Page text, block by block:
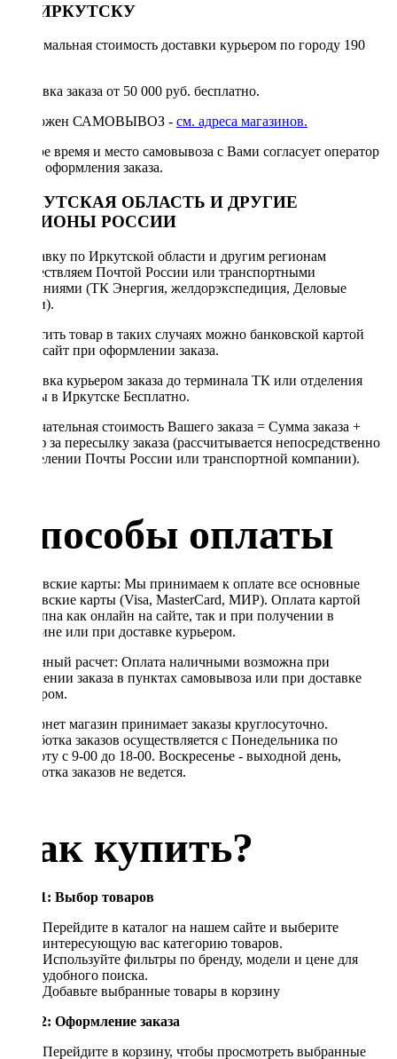
ПО ИРКУТСКУ
Минимальная стоимость доставки курьером по городу 190
Доставка заказа от 50 000 руб. бесплатно.
Возможен САМОВЫВОЗ - см. адреса магазинов.
Точное время и место самовывоза с Вами согласует оператор
после оформления заказа.
ИРКУТСКАЯ ОБЛАСТЬ И ДРУГИЕ
РЕГИОНЫ РОССИИ
Отправку по Иркутской области и другим регионам
осуществляем Почтой России или транспортными
компаниями (ТК Энергия, желдорэкспедиция, Деловые
линии).
Оплатить товар в таких случаях можно банковской картой
через сайт при оформлении заказа.
Доставка курьером заказа до терминала ТК или отделения
Почты в Иркутске Бесплатно.
Окончательная стоимость Вашего заказа = Сумма заказа +
Тариф за пересылку заказа (рассчитывается непосредственно
в отделении Почты России или транспортной компании).
Способы оплаты
Банковские карты: Мы принимаем к оплате все основные
банковские карты (Visa, MasterCard, МИР). Оплата картой
доступна как онлайн на сайте, так и при получении в
магазине или при доставке курьером.
Наличный расчет: Оплата наличными возможна при
получении заказа в пунктах самовывоза или при доставке
курьером.
Интернет магазин принимает заказы круглосуточно.
Обработка заказов осуществляется с Понедельника по
Субботу с 9-00 до 18-00. Воскресенье - выходной день,
обработка заказов не ведется.
Как купить?
Шаг 1: Выбор товаров
Перейдите в каталог на нашем сайте и выберите
интересующую вас категорию товаров.
Используйте фильтры по бренду, модели и цене для
удобного поиска.
Добавьте выбранные товары в корзину
Шаг 2: Оформление заказа
Перейдите в корзину, чтобы просмотреть выбранные